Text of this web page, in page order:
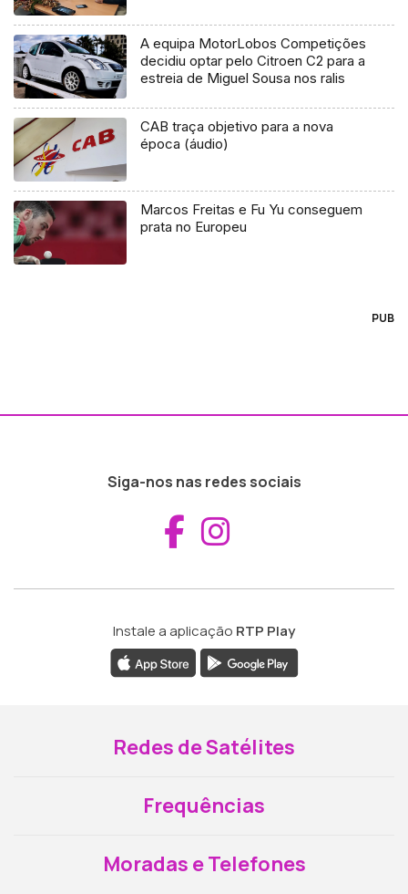
A equipa MotorLobos Competições
decidiu optar pelo Citroen C2 para a
estreia de Miguel Sousa nos ralis
CAB traça objetivo para a nova
época (áudio)
Marcos Freitas e Fu Yu conseguem
prata no Europeu
PUB
Siga-nos nas redes sociais
Aceder ao
Instale a aplicação RTP Play
Redes de Satélites
Frequências
Moradas e Telefones